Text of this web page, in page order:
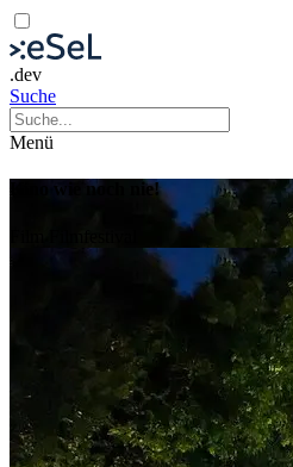
.dev
Suche
Menü
Kino wie noch nie!